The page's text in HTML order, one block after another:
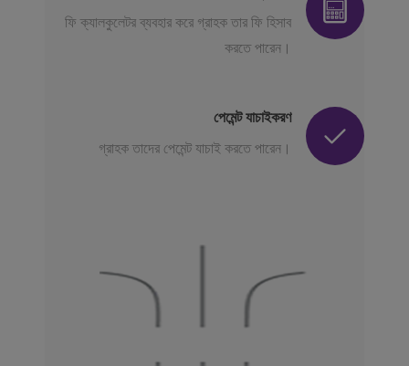
ফি ক্যালকুলেটর ব্যবহার করে গ্রাহক তার ফি হিসাব
করতে পারেন।
পেমেন্ট যাচাইকরণ
গ্রাহক তাদের পেমেন্ট যাচাই করতে পারেন।